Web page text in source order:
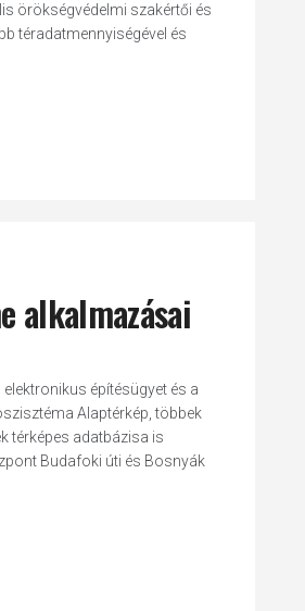
örökségvédelmi szakértői és
téradatmennyiségével és
alkalmazásai
építésügyet és a
Alaptérkép, többek
térképes adatbázisa is
Budafoki úti és Bosnyák